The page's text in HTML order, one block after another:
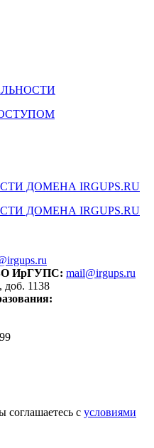
ДОМЕНА IRGUPS.RU
ДОМЕНА IRGUPS.RU
ИрГУПС: mail@irgups.ru
доб. 1138
соглашаетесь с условиями